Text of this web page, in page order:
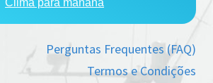
Perguntas Frequentes (FAQ)
Termos e Condições